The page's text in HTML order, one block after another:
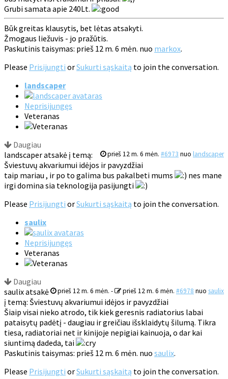
Grubi samata apie 240Lt.
Būk greitas klausytis, bet lėtas atsakyti.
Žmogaus liežuvis - jo pražūtis.
Paskutinis taisymas: prieš 12 m. 6 mėn. nuo markox.
Please Prisijungti orSukurti sąskaitą to join the conversation.
landscaper
Neprisijungęs
Veteranas
Daugiau
prieš 12 m. 6 mėn. #6973 nuo landscaper
landscaper atsakė į temą:
Šviestuvų akvariumui idėjos ir pavyzdžiai
taip mariau , ir po to galima bus pakalbeti mums
nes mane
irgi domina sia teknologija pasijungti
Please Prisijungti orSukurti sąskaitą to join the conversation.
saulix
Neprisijungęs
Veteranas
Daugiau
prieš 12 m. 6 mėn. - prieš 12 m. 6 mėn. #6978 nuo saulix
saulix atsakė
į temą: Šviestuvų akvariumui idėjos ir pavyzdžiai
Šiaip visai nieko atrodo, tik kiek geresnis radiatorius labai
pataisytų padėtį - daugiau ir greičiau išsklaidytų šilumą. Tikra
tiesa, radiatoriai net ir kinijoje nepigiai kainuoja, o dar kai
siuntimą dadeda, tai
Paskutinis taisymas: prieš 12 m. 6 mėn. nuo saulix.
Please Prisijungti orSukurti sąskaitą to join the conversation.